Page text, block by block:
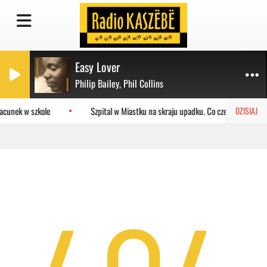
Easy Lover
Philip Bailey, Phil Collins
DZISIAJ
w szkole Szpital w Miastku na skraju upadku. Co czeka placówkę?